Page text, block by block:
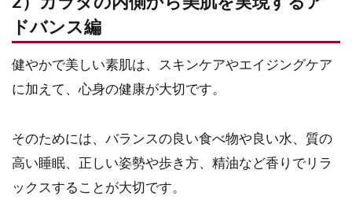
ドバンス編
健やかで美しい素肌は、スキンケアやエイジングケア
に加えて、心身の健康が大切です。
そのためには、バランスの良い食べ物や良い水、質の
高い睡眠、正しい姿勢や歩き方、精油など香りでリラ
ックスすることが大切です。